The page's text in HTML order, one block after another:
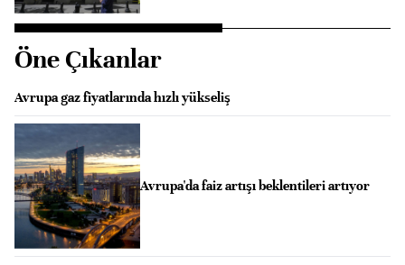
Öne Çıkanlar
Avrupa gaz fiyatlarında hızlı yükseliş
Avrupa'da faiz artışı beklentileri artıyor